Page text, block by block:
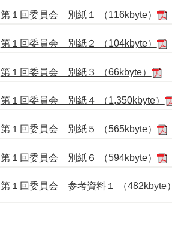
第１回委員会 別紙１ （116kbyte）
第１回委員会 別紙２ （104kbyte）
第１回委員会 別紙３ （66kbyte）
第１回委員会 別紙４ （1,350kbyte）
第１回委員会 別紙５ （565kbyte）
第１回委員会 別紙６ （594kbyte）
第１回委員会 参考資料１ （482kbyte）